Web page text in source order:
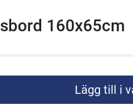
160x65cm
Lägg till i